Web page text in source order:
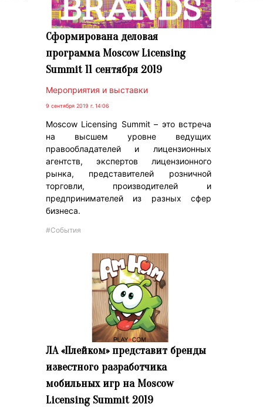
Сформирована деловая
программа Moscow Licensing
Summit 11 сентября 2019
Мероприятия и выставки
9 сентября 2019 г. 14:06
Moscow Licensing Summit – это встреча
на высшем уровне ведущих
правообладателей и лицензионных
агентств, экспертов лицензионного
рынка, представителей розничной
торговли, производителей и
предпринимателей из разных сфер
бизнеса.
#События
ЛА «Плейком» представит бренды
известного разработчика
мобильных игр на Moscow
Licensing Summit 2019